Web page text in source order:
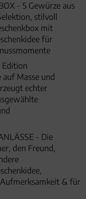
- 5 Gewürze aus
stilvoll
mit
für
Edition
Masse und
echter
- Die
den Freund,
& für